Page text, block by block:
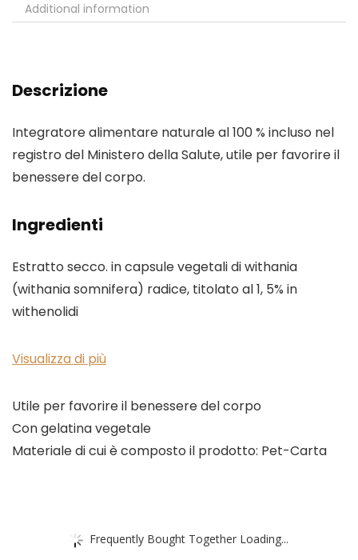
Additional information
Descrizione
Integratore alimentare naturale al 100 % incluso nel
registro del Ministero della Salute, utile per favorire il
benessere del corpo.
Ingredienti
Estratto secco. in capsule vegetali di withania
(withania somnifera) radice, titolato al 1, 5% in
withenolidi
Visualizza di più
Utile per favorire il benessere del corpo
Con gelatina vegetale
Materiale di cui è composto il prodotto: Pet-Carta
Frequently Bought Together Loading...